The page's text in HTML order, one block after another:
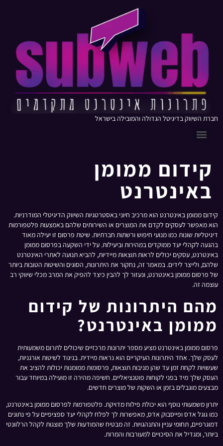
חברת השיווק בדיגיטל הגדולה והמובילה בישראל
קידום ממומן
באינטרנט
קידום ממומן באינטרנט הוא מרכיב חיוני באסטרטגיות השיווק הדיגיטלי המודרניות.
הוא מאפשר לעסקים לקדם את המוצרים או השירותים שלהם באמצעות פלטפורמות
דיגיטליות שונות כמו מנועי חיפוש ורשתות חברתיות. שיטת פרסום זו יעילה מאוד
בהגעה לקהלי יעד ממוקדים במהירות וביעילות. על ידי השקעה בפרסום ממומן
באינטרנט, עסקים יכולים לראות תוצאות מיידיות, להביא תנועה לאתרי האינטרנט
שלהם, ולייצר לידים. במאמר זה, נחקור את היתרונות, הסוגים והשיטות הטובות ביותר
של פרסום ממומן באינטרנט, ונעזור לך להבין כיצד להפיק את המרב מכלי שיווקי רב
עוצמה זה.
מהם היתרונות של קידום
ממומן באינטרנט?
פרסום ממומן באינטרנט מציע מספר יתרונות מרכזיים שיכולים לתרום משמעותית
לעסק שלך. אחד היתרונות העיקריים הוא נראות מיידית. בניגוד לשיטות אורגניות,
שעשויות לקחת זמן עד שהן מניבות תוצאות, פרסומות ממומנות יכולות להציב את
העסק שלך מיד בפני לקוחות פוטנציאליים. חשיפה מהירה זו מועילה במיוחד עבור
מבצעים מוגבלים בזמן או השקות של מוצרים חדשים.
יתרון משמעותי נוסף הוא יכולת פילוח מדויקת. פלטפורמות לפרסום ממומן באינטרנט,
כמו גוגל אדס ופייסבוק אדס, מאפשרות לך לפלח לקהלי יעד ספציפיים על פי נתונים
דמוגרפיים, תחומי עניין והתנהגויות. זה מבטיח שהמודעות שלך מוצגות לקהל הרלוונטי
ביותר, ומגדיל את הסיכויים למעורבות והמרות.